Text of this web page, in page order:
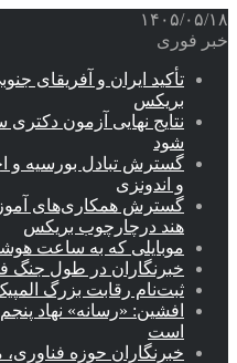
۱۴۰۵/۰۵/۱۸
خبر فوری
تأکید ایران و آفریقای
بریکس
شود
گسترش تبادل بورسیه و
و اندونزی
گسترش همکاری‌های
هند درچارچوب بریکس
موبایلی که به ساعت
خبرنگاران در طول جنگ
ثبت‌نام رقابت بزرگ المپیک فناوری
افشین: «رسانه» نهاد
است
خبرنگاران حوزه فناوری،